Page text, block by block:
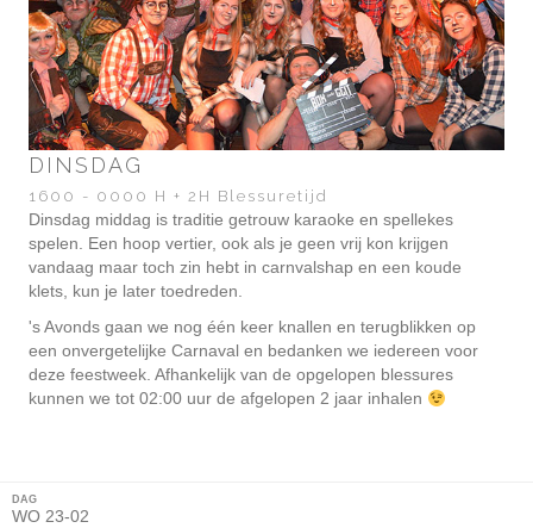
DINSDAG
1600 - 0000 H + 2H Blessuretijd
Dinsdag middag is traditie getrouw karaoke en spellekes
spelen. Een hoop vertier, ook als je geen vrij kon krijgen
vandaag maar toch zin hebt in carnvalshap en een koude
klets, kun je later toedreden.
's Avonds gaan we nog één keer knallen en terugblikken op
een onvergetelijke Carnaval en bedanken we iedereen voor
deze feestweek. Afhankelijk van de opgelopen blessures
kunnen we tot 02:00 uur de afgelopen 2 jaar inhalen
DAG
WO 23-02